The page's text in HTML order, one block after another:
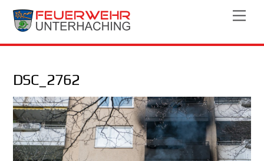
Skip
DSC_2762